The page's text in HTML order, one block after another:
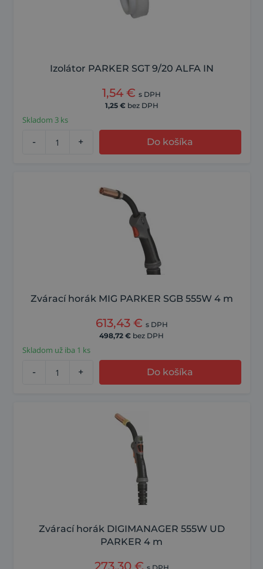
Izolátor PARKER SGT 9/20 ALFA IN
1,54 € s DPH
1,25 € bez DPH
Skladom 3 ks
- + Do košíka
Zvárací horák MIG PARKER SGB 555W 4 m
613,43 € s DPH
498,72 € bez DPH
Skladom už iba 1 ks
- + Do košíka
Zvárací horák DIGIMANAGER 555W UD
PARKER 4 m
273,30 €